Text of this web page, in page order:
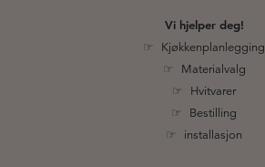
Vi hjelper deg!
☞ Kjøkkenplanlegging
☞ Materialvalg
☞ Hvitvarer
☞ Bestilling
☞ installasjon